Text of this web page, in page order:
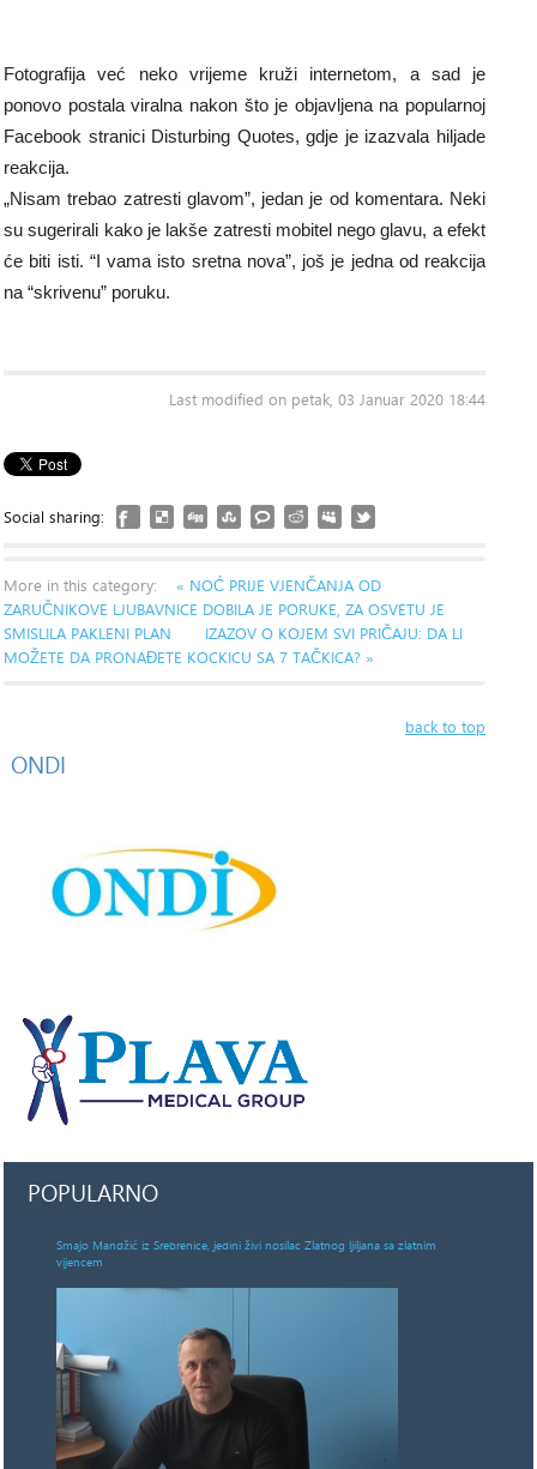
Fotografija već neko vrijeme kruži internetom, a sad je
ponovo postala viralna nakon što je objavljena na popularnoj
Facebook stranici Disturbing Quotes, gdje je izazvala hiljade
reakcija.
„Nisam trebao zatresti glavom”, jedan je od komentara. Neki
su sugerirali kako je lakše zatresti mobitel nego glavu, a efekt
će biti isti. “I vama isto sretna nova”, još je jedna od reakcija
na “skrivenu” poruku.
Last modified on petak, 03 Januar 2020 18:44
Social sharing:
More in this category:
« NOĆ PRIJE VJENČANJA OD
ZARUČNIKOVE LJUBAVNICE DOBILA JE PORUKE, ZA OSVETU JE
SMISLILA PAKLENI PLAN
IZAZOV O KOJEM SVI PRIČAJU: DA LI
MOŽETE DA PRONAĐETE KOCKICU SA 7 TAČKICA? »
back to top
ONDI
POPULARNO
Smajo Mandžić iz Srebrenice, jedini živi nosilac Zlatnog ljiljana sa zlatnim
vijencem